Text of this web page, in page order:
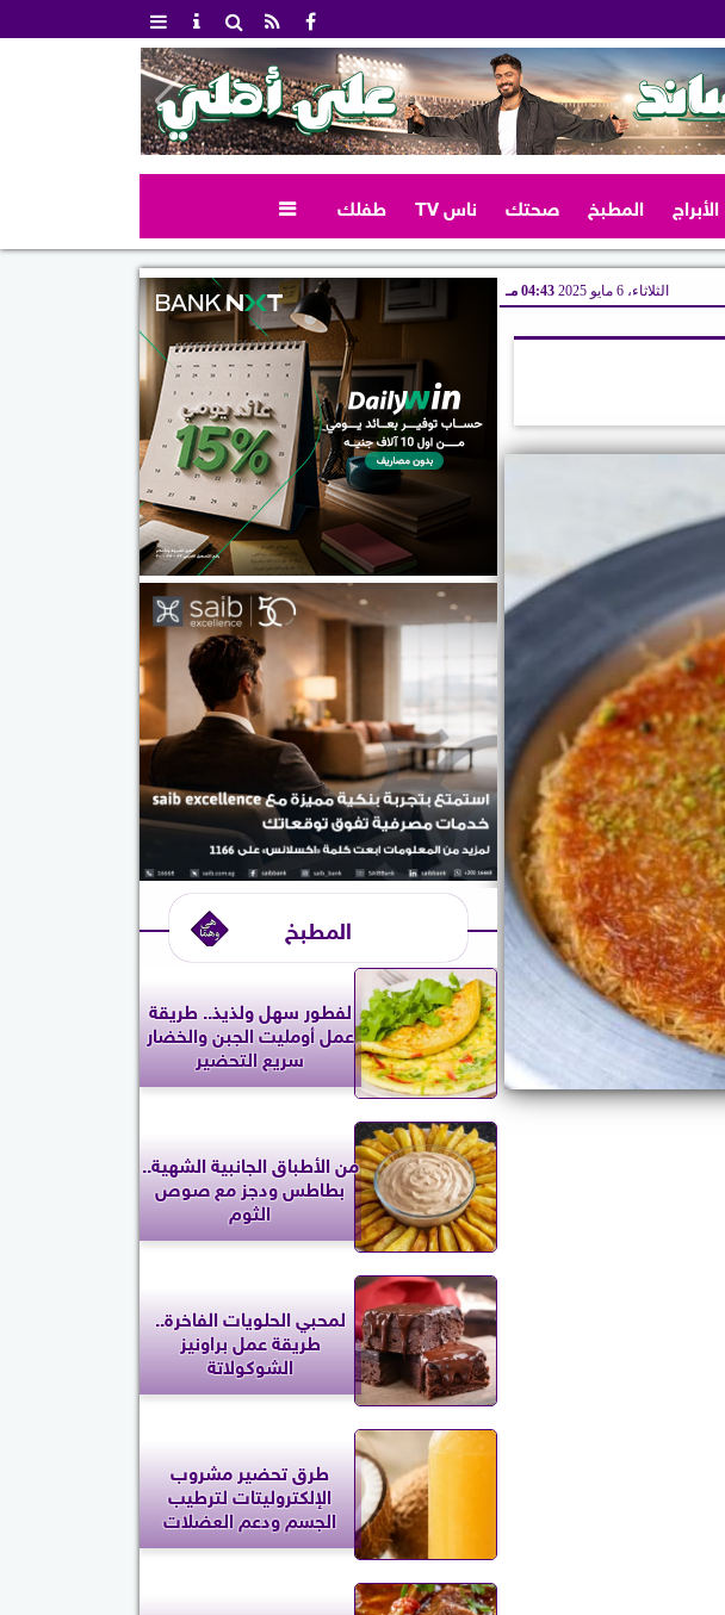
الأبراج المطبخ صحتك ناس TV طفلك 
الثلاثاء، 6 مايو 2025 04:43 مـ
المطبخ
لفطور سهل ولذيذ.. طريقة
عمل أومليت الجبن والخضار
سريع التحضير
من الأطباق الجانبية الشهية..
بطاطس ودجز مع صوص
الثوم
لمحبي الحلويات الفاخرة..
طريقة عمل براونيز
الشوكولاتة
طرق تحضير مشروب
الإلكتروليتات لترطيب
الجسم ودعم العضلات